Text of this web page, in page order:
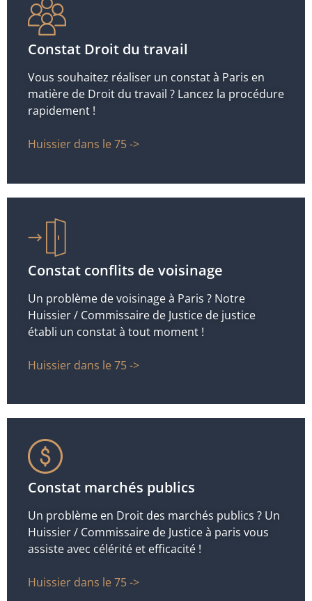
Constat Droit du travail
Vous souhaitez réaliser un constat à Paris en
matière de Droit du travail ? Lancez la procédure
rapidement !
Huissier dans le 75 ->
Constat conflits de voisinage
Un problème de voisinage à Paris ? Notre
Huissier / Commissaire de Justice de justice
établi un constat à tout moment !
Huissier dans le 75 ->
Constat marchés publics
Un problème en Droit des marchés publics ? Un
Huissier / Commissaire de Justice à paris vous
assiste avec célérité et efficacité !
Huissier dans le 75 ->